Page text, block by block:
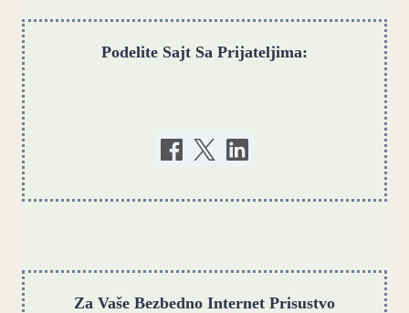
Podelite Sajt Sa Prijateljima:
Za Vaše Bezbedno Internet Prisustvo